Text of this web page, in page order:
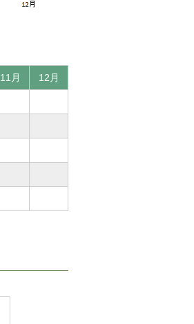
11月 12月